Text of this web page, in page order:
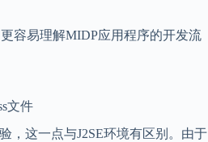
易理解MIDP应用程序的开发流
文件
这一点与J2SE环境有区别。由于